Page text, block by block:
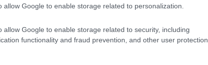
allow Google to enable storage related to personalization.
allow Google to enable storage related to security, including
functionality and fraud prevention, and other user protection.
leggeri. Calibrare i carichi su uno sforzo
2-3 ripetizioni in riserva. Recuperi tra
90-150 secondi sui movimenti principali.